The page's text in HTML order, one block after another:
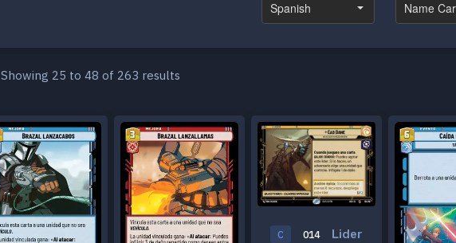
Showing 25 to 48 of 263 results
C 014 Lider